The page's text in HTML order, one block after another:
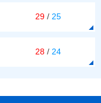
29 / 25
28 / 24